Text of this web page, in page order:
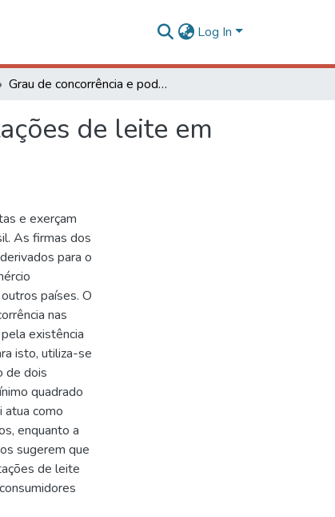
Log In
Grau de concorrência e poder de mercado nas exportações de leite em pó para o Brasil
de leite em
e exerçam
As firmas dos
para o
países. O
nas
existência
isto, utiliza-se
de dois
quadrado
atua como
enquanto a
sugerem que
de leite